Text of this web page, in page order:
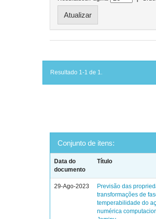
Resultado 1-1 de 1.
Conjunto de itens:
Data do
documento
Título
29-Ago-2023
Previsão das
transformações de
temperabilidade do
numérica